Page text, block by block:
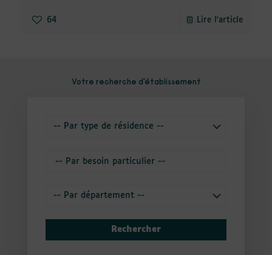
64 Lire l'article
Votre recherche d'établissement
Rechercher